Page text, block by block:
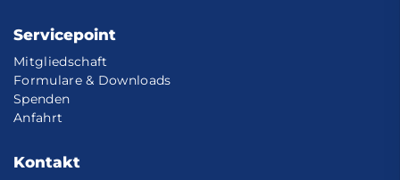
Servicepoint
Mitgliedschaft
Formulare & Downloads
Spenden
Anfahrt
Kontakt